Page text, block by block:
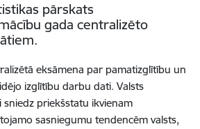
pārskats
gada centralizēto
eksāmena par pamatizglītību un
izglītību darbu dati. Valsts
priekšstatu ikvienam
sasniegumu tendencēm valsts,